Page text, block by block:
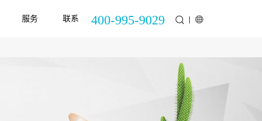
服务 联系 400-995-9029